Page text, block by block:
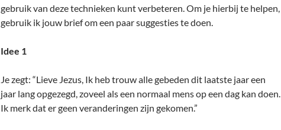
gebruik van deze technieken kunt verbeteren. Om je hierbij te helpen,
gebruik ik jouw brief om een paar suggesties te doen.
Idee 1
Je zegt: “Lieve Jezus, Ik heb trouw alle gebeden dit laatste jaar een
jaar lang opgezegd, zoveel als een normaal mens op een dag kan doen.
Ik merk dat er geen veranderingen zijn gekomen.”